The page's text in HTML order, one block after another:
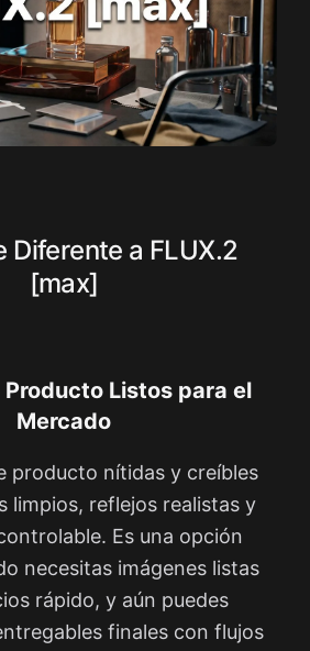
Diferente a FLUX.2
[max]
Listos para el
Mercado
producto nítidas y creíbles
limpios, reflejos realistas y
Es una opción
necesitas imágenes listas
rápido, y aún puedes
finales con flujos